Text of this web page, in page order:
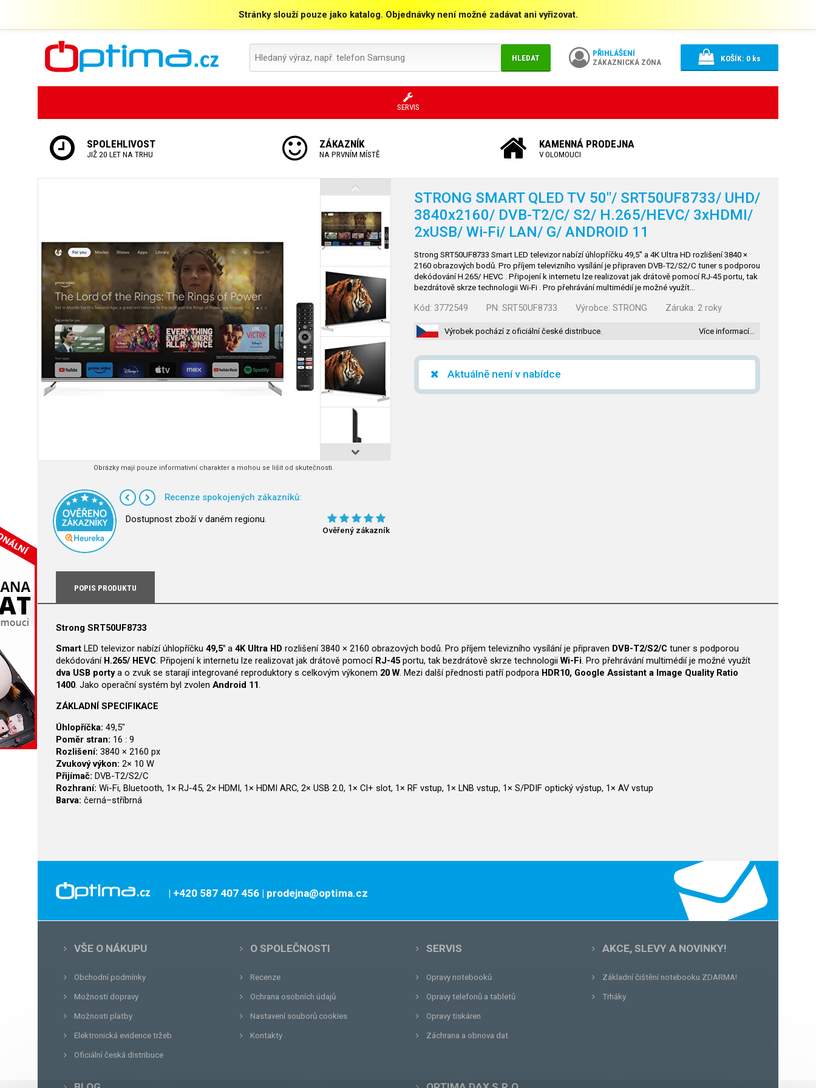
Stránky slouží pouze jako katalog. Objednávky není možné zadávat ani vyřizovat.
HLEDAT
PŘIHLÁŠENÍ
ZÁKAZNICKÁ ZÓNA
KOŠÍK: 0ks
SERVIS
SPOLEHLIVOST
JIŽ 20 LET NA TRHU
ZÁKAZNÍK
NA PRVNÍM MÍSTĚ
KAMENNÁ PRODEJNA
V OLOMOUCI
Obrázky mají pouze informativní charakter a mohou se lišit od skutečnosti.
Recenze spokojených zákazníků:
Dostupnost zboží v daném regionu.
Ověřený zákazník
STRONG SMART QLED TV 50"/ SRT50UF8733/ UHD/
3840x2160/ DVB-T2/C/ S2/ H.265/HEVC/ 3xHDMI/
2xUSB/ Wi-Fi/ LAN/ G/ ANDROID 11
Strong SRT50UF8733 Smart LED televizor nabízí úhlopříčku 49,5" a 4K Ultra HD rozlišení 3840 ×
2160 obrazových bodů. Pro příjem televizního vysílání je připraven DVB-T2/S2/C tuner s podporou
dekódování H.265/ HEVC . Připojení k internetu lze realizovat jak drátově pomocí RJ-45 portu, tak
bezdrátově skrze technologii Wi-Fi . Pro přehrávání multimédií je možné využít…
Kód: 3772549 PN: SRT50UF8733 Výrobce: STRONG Záruka: 2 roky
Výrobek pochází z oficiální české distribuce. Více informací…
Aktuálně není v nabídce
POPIS PRODUKTU
Strong SRT50UF8733
Smart LED televizor nabízí úhlopříčku 49,5" a 4K Ultra HD rozlišení 3840 × 2160 obrazových bodů. Pro příjem televizního vysílání je připraven DVB-T2/S2/C tuner s podporou
dekódování H.265/ HEVC. Připojení k internetu lze realizovat jak drátově pomocí RJ-45 portu, tak bezdrátově skrze technologiiWi-Fi. Pro přehrávání multimédií je možné využít
dva USB portya o zvuk se starají integrované reproduktory s celkovým výkonem 20 W. Mezi další přednosti patří podpora HDR10, Google Assistant a Image Quality Ratio
1400. Jako operační systém byl zvolen Android 11.
ZÁKLADNÍ SPECIFIKACE
Úhlopříčka: 49,5"
Poměr stran: 16 : 9
Rozlišení: 3840 × 2160 px
Zvukový výkon: 2× 10 W
Přijímač: DVB-T2/S2/C
Rozhraní: Wi-Fi, Bluetooth, 1× RJ-45, 2× HDMI, 1× HDMI ARC, 2× USB 2.0, 1× CI+ slot, 1× RF vstup, 1× LNB vstup, 1× S/PDIF optický výstup, 1× AV vstup
Barva: černá–stříbrná
| +420 587 407 456 | prodejna@optima.cz
VŠE O NÁKUPU
Obchodní podmínky
Možnosti dopravy
Možnosti platby
Elektronická evidence tržeb
Oficiální česká distribuce
O SPOLEČNOSTI
Recenze
Ochrana osobních údajů
Nastavení souborů cookies
Kontakty
SERVIS
Opravy notebooků
Opravy telefonů a tabletů
Opravy tiskáren
Záchrana a obnova dat
AKCE, SLEVY A NOVINKY!
Základní čištění notebooku ZDARMA!
Trháky